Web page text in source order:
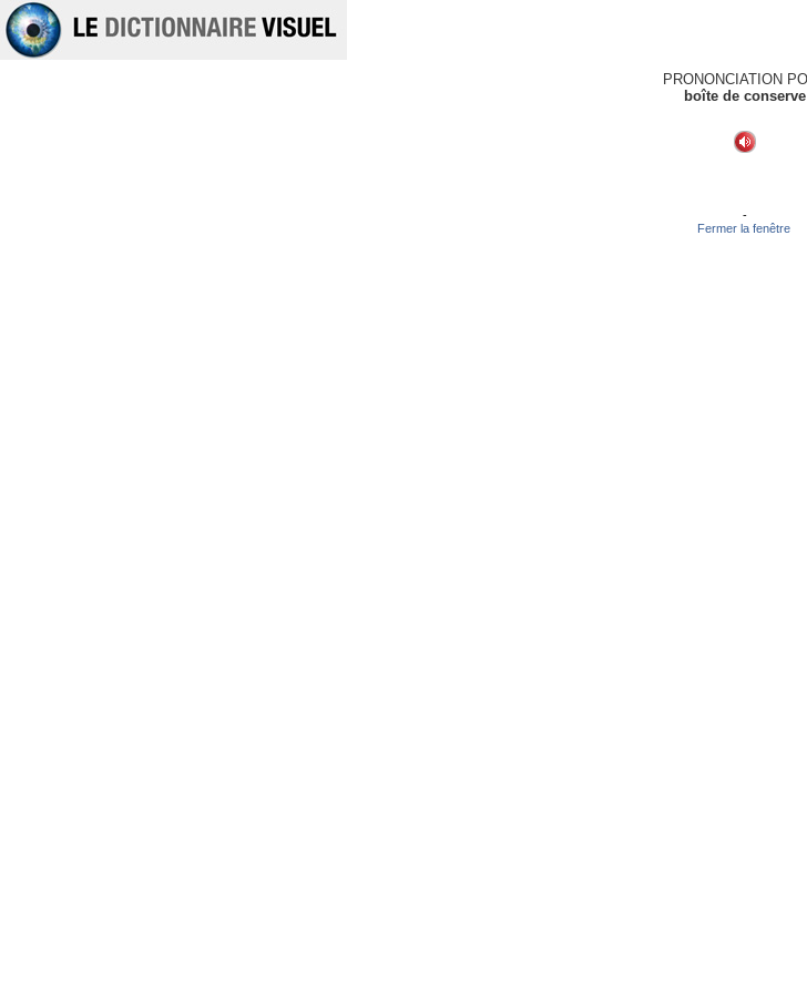
PRONONCIATION
boîte de conserve
-
Fermer la fenêtre